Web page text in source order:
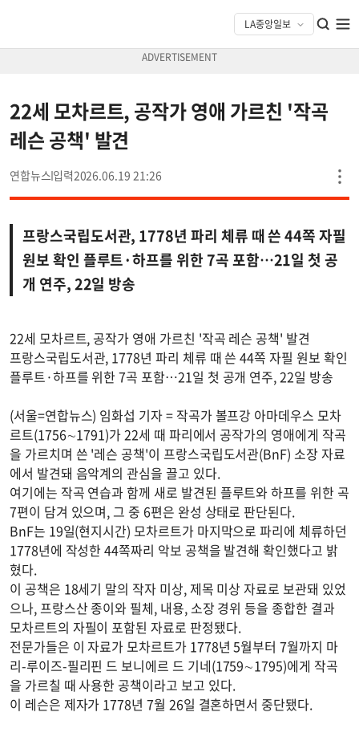
22세 모차르트, 공작가 영애 가르친 '작곡
레슨 공책' 발견
연합뉴스 2026.06.19 21:26
프랑스국립도서관, 1778년 파리 체류 때 쓴 44쪽 자필
원보 확인 플루트·하프를 위한 7곡 포함…21일 첫 공
개 연주, 22일 방송
22세 모차르트, 공작가 영애 가르친 '작곡 레슨 공책' 발견
프랑스국립도서관, 1778년 파리 체류 때 쓴 44쪽 자필 원보 확인
플루트·하프를 위한 7곡 포함…21일 첫 공개 연주, 22일 방송
(서울=연합뉴스) 임화섭 기자 = 작곡가 볼프강 아마데우스 모차
르트(1756∼1791)가 22세 때 파리에서 공작가의 영애에게 작곡
을 가르치며 쓴 '레슨 공책'이 프랑스국립도서관(BnF) 소장 자료
에서 발견돼 음악계의 관심을 끌고 있다.
여기에는 작곡 연습과 함께 새로 발견된 플루트와 하프를 위한 곡
7편이 담겨 있으며, 그 중 6편은 완성 상태로 판단된다.
BnF는 19일(현지시간) 모차르트가 마지막으로 파리에 체류하던
1778년에 작성한 44쪽짜리 악보 공책을 발견해 확인했다고 밝
혔다.
이 공책은 18세기 말의 작자 미상, 제목 미상 자료로 보관돼 있었
으나, 프랑스산 종이와 필체, 내용, 소장 경위 등을 종합한 결과
모차르트의 자필이 포함된 자료로 판정됐다.
전문가들은 이 자료가 모차르트가 1778년 5월부터 7월까지 마
리-루이즈-필리핀 드 보니에르 드 기네(1759∼1795)에게 작곡
을 가르칠 때 사용한 공책이라고 보고 있다.
이 레슨은 제자가 1778년 7월 26일 결혼하면서 중단됐다.